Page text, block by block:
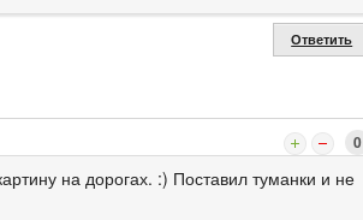
Ответить
0
на дорогах. :) Поставил туманки и не